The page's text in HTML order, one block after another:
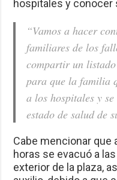
hospitales y conocer
“Vamos a hacer
familiares de los
compartir un
para que la familia
a los hospitales y
estado de salud de
Cabe mencionar que
horas se evacuó a
exterior de la plaza,